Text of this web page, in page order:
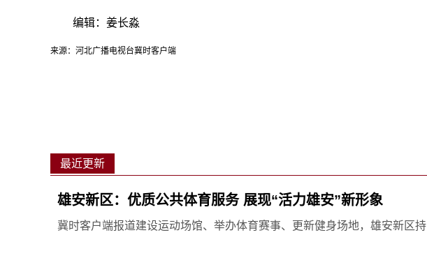
编辑：姜长淼
来源：河北广播电视台冀时客户端
最近更新
雄安新区：优质公共体育服务 展现“活力雄安”新形象
冀时客户端报道建设运动场馆、举办体育赛事、更新健身场地，雄安新区持